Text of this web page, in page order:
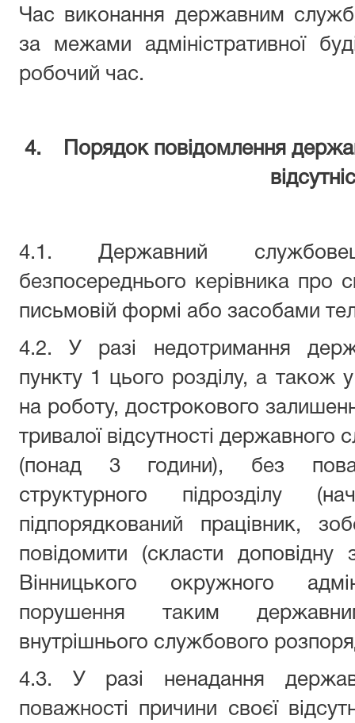
Час виконання державним
за межами адміністративної
робочий час.
4. Порядок повідомлення
4.1. Державний
безпосереднього керівника про
письмовій формі або засобами
4.2. У разі недотримання
пункту 1 цього розділу, а також
на роботу, дострокового
тривалої відсутності
(понад 3 години), без
структурного підрозділу
підпорядкований працівник,
повідомити (скласти доповідну
Вінницького окружного
порушення таким
внутрішнього службового
4.3. У разі ненадання
поважності причини своєї